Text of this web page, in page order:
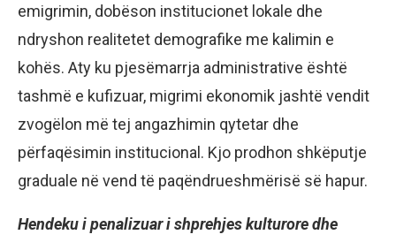
emigrimin, dobëson institucionet lokale dhe
ndryshon realitetet demografike me kalimin e
kohës. Aty ku pjesëmarrja administrative është
tashmë e kufizuar, migrimi ekonomik jashtë vendit
zvogëlon më tej angazhimin qytetar dhe
përfaqësimin institucional. Kjo prodhon shkëputje
graduale në vend të paqëndrueshmërisë së hapur.
Hendeku i penalizuar i shprehjes kulturore dhe